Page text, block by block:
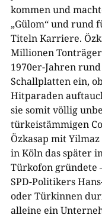
kommen und
„Gülom“ und rund
Titeln Karriere.
Millionen
1970er-Jahren
Schallplatten ein,
Hitparaden
sie somit völlig
türkeistämmigen
Özkasap mit
in Köln das später
Türkofon gründete
SPD-Politikers
oder Türkinnen
alleine ein